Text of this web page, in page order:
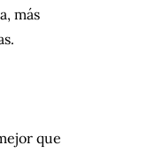
más
que